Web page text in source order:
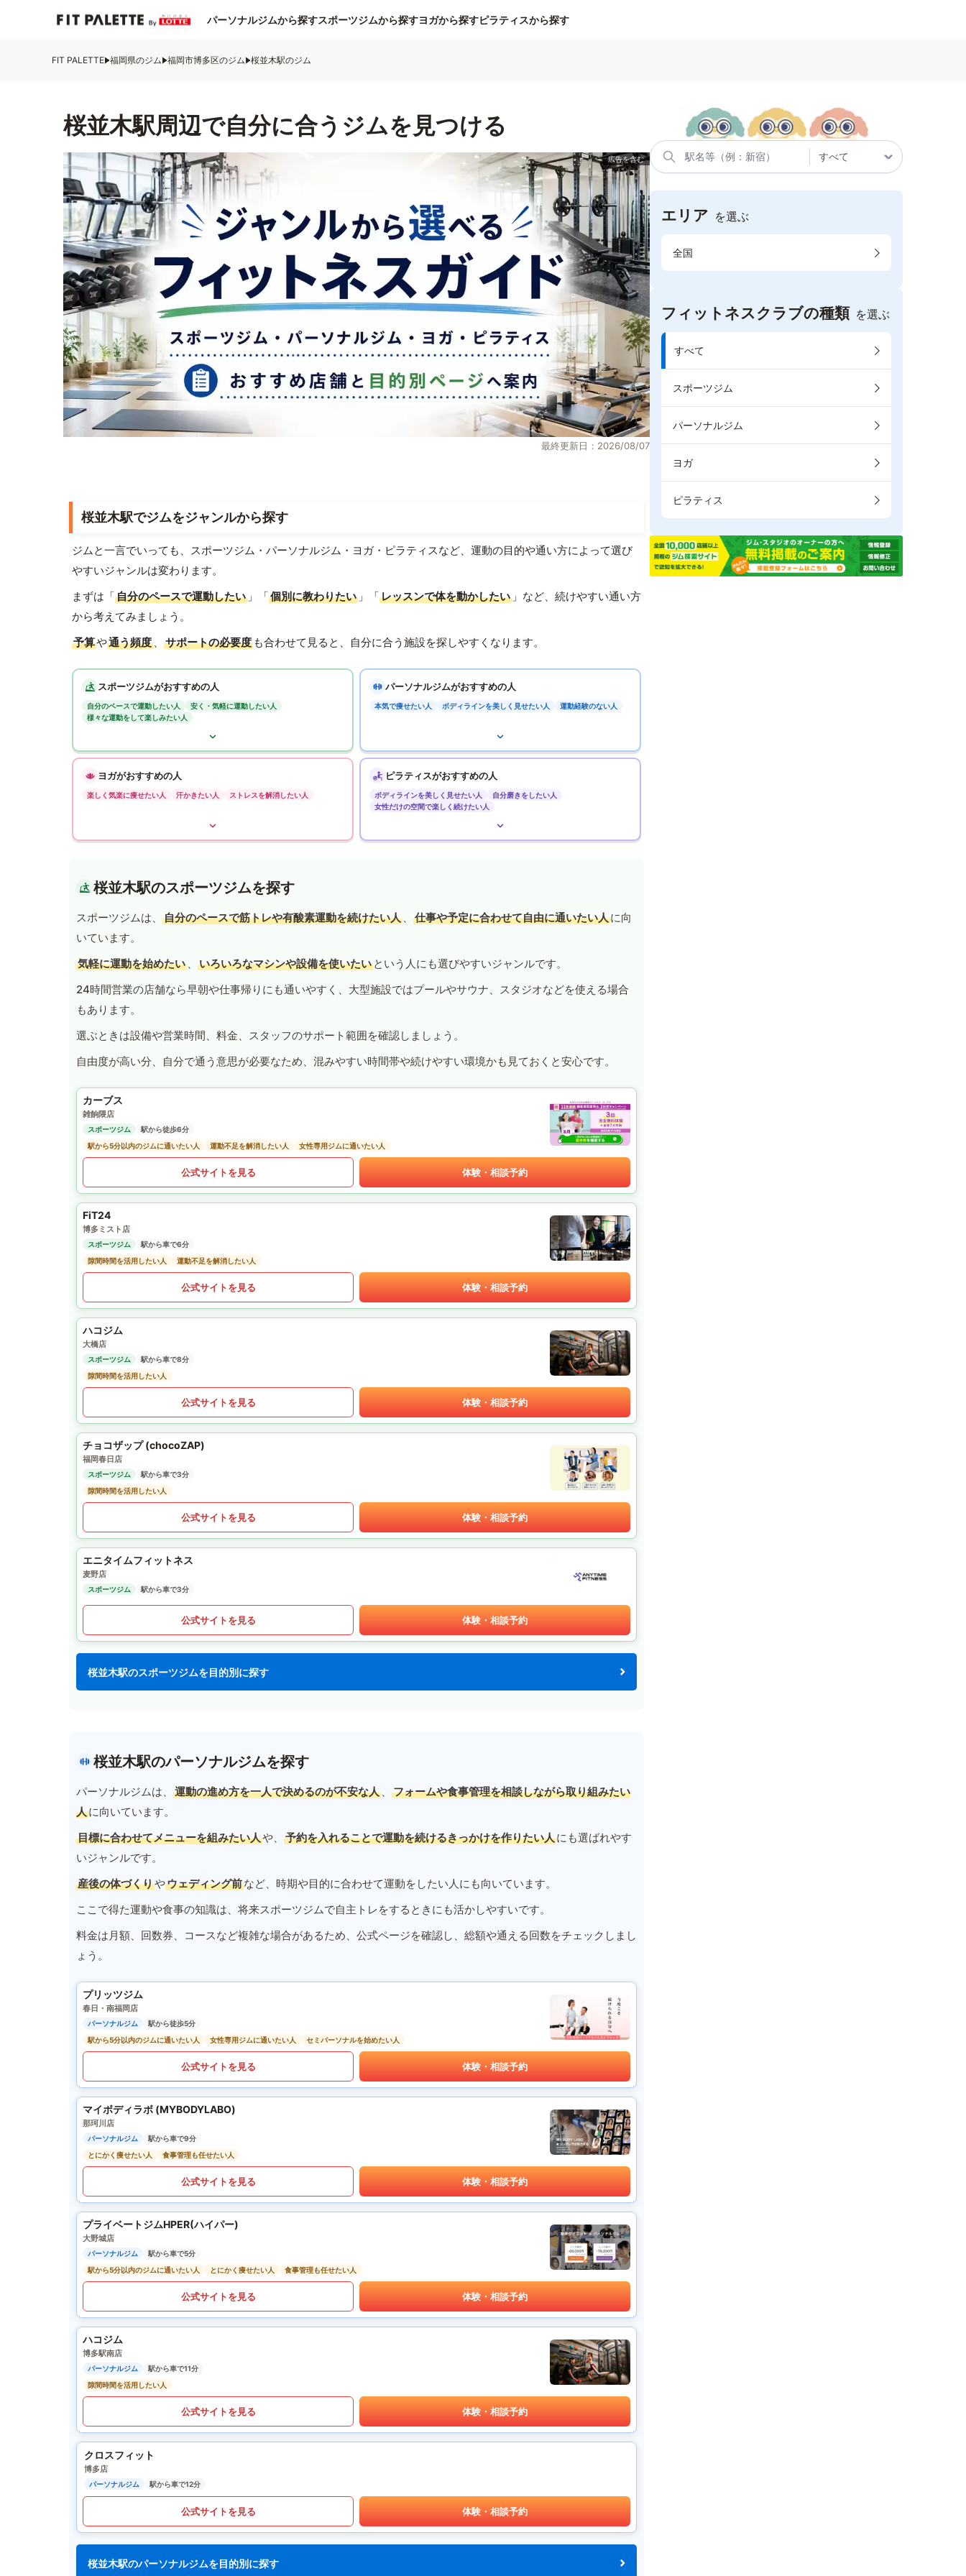
パーソナルジムから探すスポーツジムから探すヨガから探すピラティスから探す
FIT PALETTE 福岡県のジム 福岡市博多区のジム 桜並木駅のジム
桜並木駅周辺で自分に合うジムを見つける
最終更新日：2026/08/07
桜並木駅でジムをジャンルから探す
ジムと一言でいっても、スポーツジム・パーソナルジム・ヨガ・ピラティスなど、運動の目的や通い方によって選び
やすいジャンルは変わります。
まずは「自分のペースで運動したい 」「個別に教わりたい 」「レッスンで体を動かしたい 」など、続けやすい通い方
から考えてみましょう。
予算や通う頻度 、 サポートの必要度 も合わせて見ると、自分に合う施設を探しやすくなります。
スポーツジムがおすすめの人
自分のペースで運動したい人
安く・気軽に運動したい人
様々な運動をして楽しみたい人
パーソナルジムがおすすめの人
本気で痩せたい人 ボディラインを美しく見せたい人 運動経験のない人
ヨガがおすすめの人
楽しく気楽に痩せたい人 汗かきたい人 ストレスを解消したい人
ピラティスがおすすめの人
ボディラインを美しく見せたい人
自分磨きをしたい人
女性だけの空間で楽しく続けたい人
桜並木駅のスポーツジムを探す
スポーツジムは、 自分のペースで筋トレや有酸素運動を続けたい人 、 仕事や予定に合わせて自由に通いたい人に向
いています。
気軽に運動を始めたい 、 いろいろなマシンや設備を使いたい という人にも選びやすいジャンルです。
24時間営業の店舗なら早朝や仕事帰りにも通いやすく、大型施設ではプールやサウナ、スタジオなどを使える場合
もあります。
選ぶときは設備や営業時間、料金、スタッフのサポート範囲を確認しましょう。
自由度が高い分、自分で通う意思が必要なため、混みやすい時間帯や続けやすい環境かも見ておくと安心です。
カーブス
雑餉隈店
スポーツジム
駅から徒歩6分
駅から5分以内のジムに通いたい人
運動不足を解消したい人 女性専用ジムに通いたい人
公式サイトを見る 体験・相談予約
FiT24
博多ミスト店
スポーツジム
駅から車で6分
隙間時間を活用したい人
運動不足を解消したい人
公式サイトを見る 体験・相談予約
ハコジム
大橋店
スポーツジム
駅から車で8分
隙間時間を活用したい人
公式サイトを見る 体験・相談予約
チョコザップ (chocoZAP)
福岡春日店
スポーツジム
駅から車で3分
隙間時間を活用したい人
公式サイトを見る 体験・相談予約
エニタイムフィットネス
麦野店
スポーツジム 駅から車で3分
公式サイトを見る 体験・相談予約
桜並木駅のスポーツジムを目的別に探す
桜並木駅のパーソナルジムを探す
パーソナルジムは、 運動の進め方を一人で決めるのが不安な人 、
フォームや食事管理を相談しながら取り組みたい
人に向いています。
目標に合わせてメニューを組みたい人や、 予約を入れることで運動を続けるきっかけを作りたい人にも選ばれやす
いジャンルです。
産後の体づくりやウェディング前など、時期や目的に合わせて運動をしたい人にも向いています。
ここで得た運動や食事の知識は、将来スポーツジムで自主トレをするときにも活かしやすいです。
料金は月額、回数券、コースなど複雑な場合があるため、公式ページを確認し、総額や通える回数をチェックしまし
ょう。
プリッツジム
春日・南福岡店
パーソナルジム
駅から徒歩5分
駅から5分以内のジムに通いたい人
女性専用ジムに通いたい人 セミパーソナルを始めたい人
公式サイトを見る 体験・相談予約
マイボディラボ (MYBODYLABO)
那珂川店
パーソナルジム
駅から車で9分
とにかく痩せたい人
食事管理も任せたい人
公式サイトを見る 体験・相談予約
プライベートジムHPER(ハイパー)
大野城店
パーソナルジム
駅から車で5分
駅から5分以内のジムに通いたい人
とにかく痩せたい人 食事管理も任せたい人
公式サイトを見る 体験・相談予約
ハコジム
博多駅南店
パーソナルジム
駅から車で11分
隙間時間を活用したい人
公式サイトを見る 体験・相談予約
クロスフィット
博多店
パーソナルジム 駅から車で12分
公式サイトを見る 体験・相談予約
桜並木駅のパーソナルジムを目的別に探す
エリア を選ぶ
全国
フィットネスクラブの種類 を選ぶ
すべて
スポーツジム
パーソナルジム
ヨガ
ピラティス